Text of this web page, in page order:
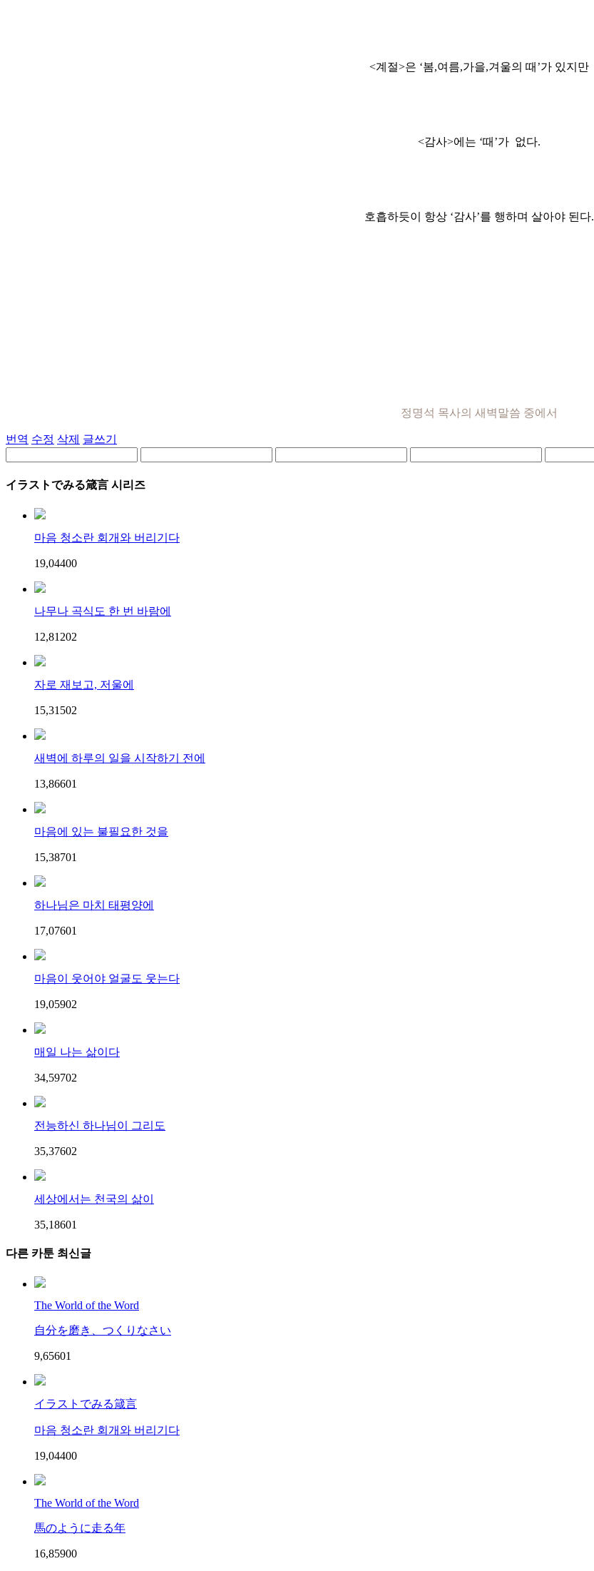
<계절>은 ‘봄,여름,가을,겨울의 때’가 있지만
<감사>에는 ‘때’가 없다.
호흡하듯이 항상 ‘감사’를 행하며 살아야 된다.
정명석 목사의 새벽말씀 중에서
번역 수정 삭제 글쓰기
イラストでみる箴言 시리즈
마음 청소란 회개와 버리기다
19,04400
나무나 곡식도 한 번 바람에
12,81202
자로 재보고, 저울에
15,31502
새벽에 하루의 일을 시작하기 전에
13,86601
마음에 있는 불필요한 것을
15,38701
하나님은 마치 태평양에
17,07601
마음이 웃어야 얼굴도 웃는다
19,05902
매일 나는 삶이다
34,59702
전능하신 하나님이 그리도
35,37602
세상에서는 천국의 삶이
35,18601
다른 카툰 최신글
The World of the Word
自分を磨き、つくりなさい
9,65601
イラストでみる箴言
마음 청소란 회개와 버리기다
19,04400
The World of the Word
馬のように走る年
16,85900